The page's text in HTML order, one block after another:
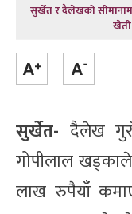
सुर्खेत र दैलेखको
सुर्खेत- दैलेख
गोपीलाल
लाख रुपैयाँ